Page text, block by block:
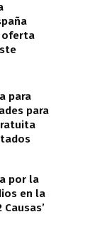
oferta
para
para
por la
en la
Causas’